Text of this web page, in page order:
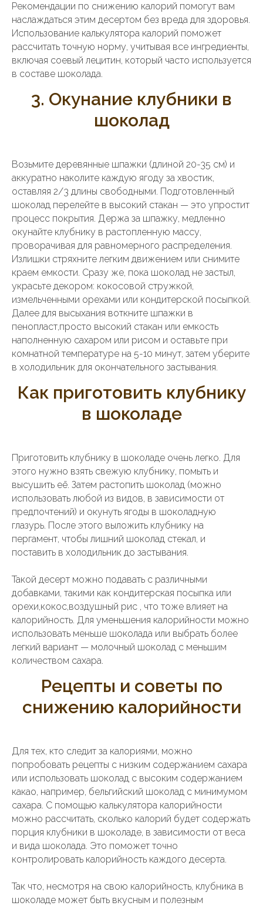
Рекомендации по снижению калорий помогут вам
наслаждаться этим десертом без вреда для здоровья.
Использование калькулятора калорий поможет
рассчитать точную норму, учитывая все ингредиенты,
включая соевый лецитин, который часто используется
в составе шоколада.
3. Окунание клубники в
шоколад
Возьмите деревянные шпажки (длиной 20-35 см) и
аккуратно наколите каждую ягоду за хвостик,
оставляя 2/3 длины свободными. Подготовленный
шоколад перелейте в высокий стакан — это упростит
процесс покрытия. Держа за шпажку, медленно
окунайте клубнику в растопленную массу,
проворачивая для равномерного распределения.
Излишки стряхните легким движением или снимите
краем емкости. Сразу же, пока шоколад не застыл,
украсьте декором: кокосовой стружкой,
измельченными орехами или кондитерской посыпкой.
Далее для высыхания воткните шпажки в
пенопласт,просто высокий стакан или емкость
наполненную сахаром или рисом и оставьте при
комнатной температуре на 5-10 минут, затем уберите
в холодильник для окончательного застывания.
Как приготовить клубнику
в шоколаде
Приготовить клубнику в шоколаде очень легко. Для
этого нужно взять свежую клубнику, помыть и
высушить её. Затем растопить шоколад (можно
использовать любой из видов, в зависимости от
предпочтений) и окунуть ягоды в шоколадную
глазурь. После этого выложить клубнику на
пергамент, чтобы лишний шоколад стекал, и
поставить в холодильник до застывания.
Такой десерт можно подавать с различными
добавками, такими как кондитерская посыпка или
орехи,кокос,воздушный рис , что тоже влияет на
калорийность. Для уменьшения калорийности можно
использовать меньше шоколада или выбрать более
легкий вариант — молочный шоколад с меньшим
количеством сахара.
Рецепты и советы по
снижению калорийности
Для тех, кто следит за калориями, можно
попробовать рецепты с низким содержанием сахара
или использовать шоколад с высоким содержанием
какао, например, бельгийский шоколад с минимумом
сахара. С помощью калькулятора калорийности
можно рассчитать, сколько калорий будет содержать
порция клубники в шоколаде, в зависимости от веса
и вида шоколада. Это поможет точно
контролировать калорийность каждого десерта.
Так что, несмотря на свою калорийность, клубника в
шоколаде может быть вкусным и полезным